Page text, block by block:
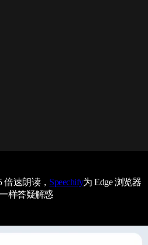
倍速朗读， Speechify为 Edge 浏览器
样答疑解惑